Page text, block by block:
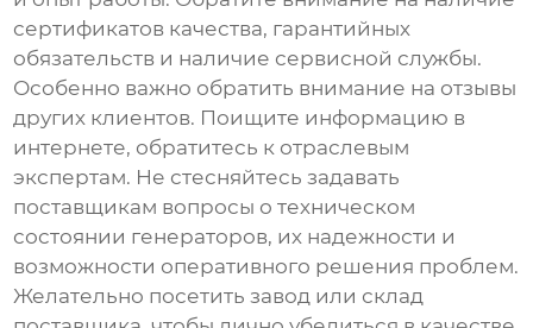
сертификатов качества, гарантийных
обязательств и наличие сервисной службы.
Особенно важно обратить внимание на отзывы
других клиентов. Поищите информацию в
интернете, обратитесь к отраслевым
экспертам. Не стесняйтесь задавать
поставщикам вопросы о техническом
состоянии генераторов, их надежности и
возможности оперативного решения проблем.
Желательно посетить завод или склад